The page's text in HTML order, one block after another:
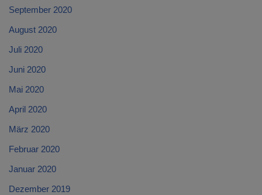
September 2020
August 2020
Juli 2020
Juni 2020
Mai 2020
April 2020
März 2020
Februar 2020
Januar 2020
Dezember 2019